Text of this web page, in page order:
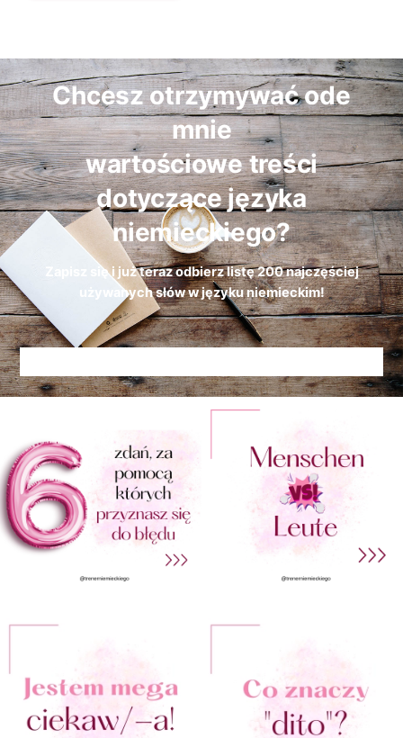
Chcesz otrzymywać ode
mnie
wartościowe treści
dotyczące języka
niemieckiego?
Zapisz się i już teraz odbierzlistę200 najczęściej
używanych słów w języku niemieckim!